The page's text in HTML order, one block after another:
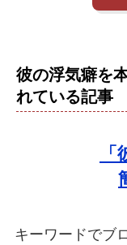
彼の浮気癖を
れている記事
キーワードでブ